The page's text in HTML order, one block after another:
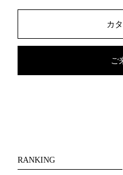
カ
ご
RANKING